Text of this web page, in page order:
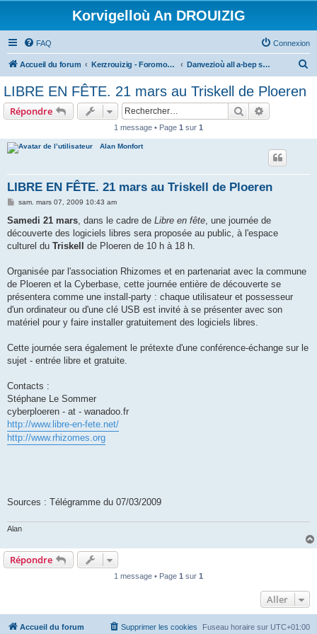
Korvigelloù An DROUIZIG
FAQ Connexion
Accueil du forum Kerzrouizig - Foromoù An Drouizig Danvezioù all a-bep seurt
LIBRE EN FÊTE. 21 mars au Triskell de Ploeren
Répondre Rechercher
1 message • Page 1 sur 1
Alan Monfort
LIBRE EN FÊTE. 21 mars au Triskell de Ploeren
M
s
a
g
sam. mars 07, 2009 10:43 am
Samedi 21 mars, dans le cadre de Libre en fête, une journée de
découverte des logiciels libres sera proposée au public, à l'espace
culturel du Triskell de Ploeren de 10 h à 18 h.
Organisée par l'association Rhizomes et en partenariat avec la commune
de Ploeren et la Cyberbase, cette journée entière de découverte se
présentera comme une install-party : chaque utilisateur et possesseur
d'un ordinateur ou d'une clé USB est invité à se présenter avec son
matériel pour y faire installer gratuitement des logiciels libres.
Cette journée sera également le prétexte d'une conférence-échange sur le
sujet - entrée libre et gratuite.
Contacts :
Stéphane Le Sommer
cyberploeren - at - wanadoo.fr
http://www.libre-en-fete.net/
http://www.rhizomes.org
Sources : Télégramme du 07/03/2009
Alan
Répondre
1 message • Page 1 sur 1
Aller
Accueil du forum Fuseau horaire sur UTC+01:00
Supprimer les cookies